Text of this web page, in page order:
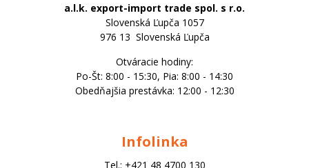
a.l.k. export-import trade spol. s r.o.
Slovenská Ľupča 1057
976 13 Slovenská Ľupča
Otváracie hodiny:
Po-Št: 8:00 - 15:30, Pia: 8:00 - 14:30
Obedňajšia prestávka: 12:00 - 12:30
Infolinka
Tel.: +421 48 4700 130